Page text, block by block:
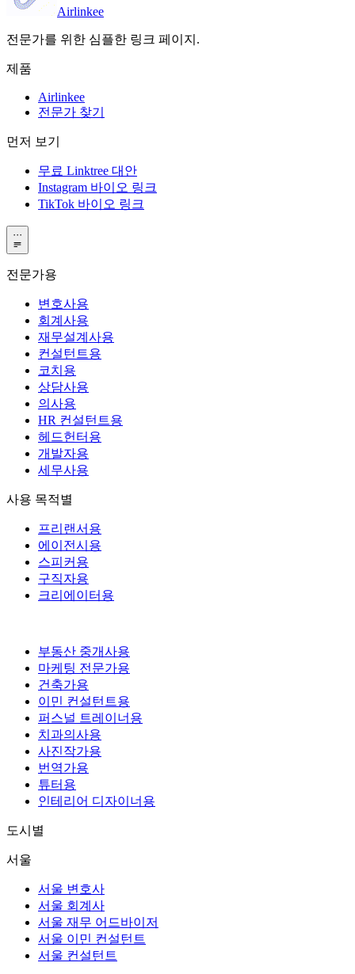
Airlinkee
전문가를 위한 심플한 링크 페이지.
제품
Airlinkee
전문가 찾기
먼저 보기
무료 Linktree 대안
Instagram 바이오 링크
TikTok 바이오 링크
···
전문가용
변호사용
회계사용
재무설계사용
컨설턴트용
코치용
상담사용
의사용
HR 컨설턴트용
헤드헌터용
개발자용
세무사용
사용 목적별
프리랜서용
에이전시용
스피커용
구직자용
크리에이터용
부동산 중개사용
마케팅 전문가용
건축가용
이민 컨설턴트용
퍼스널 트레이너용
치과의사용
사진작가용
번역가용
튜터용
인테리어 디자이너용
도시별
서울
서울 변호사
서울 회계사
서울 재무 어드바이저
서울 이민 컨설턴트
서울 컨설턴트